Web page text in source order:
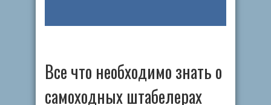
Все что необходимо знать о
самоходных штабелерах